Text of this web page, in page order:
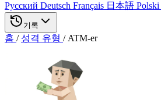
Русский Deutsch Français 日本語 Polski
기록
홈 / 성격 유형 / ATM-er